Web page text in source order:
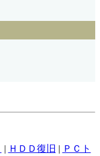
| ＨＤＤ復旧 | ＰＣト